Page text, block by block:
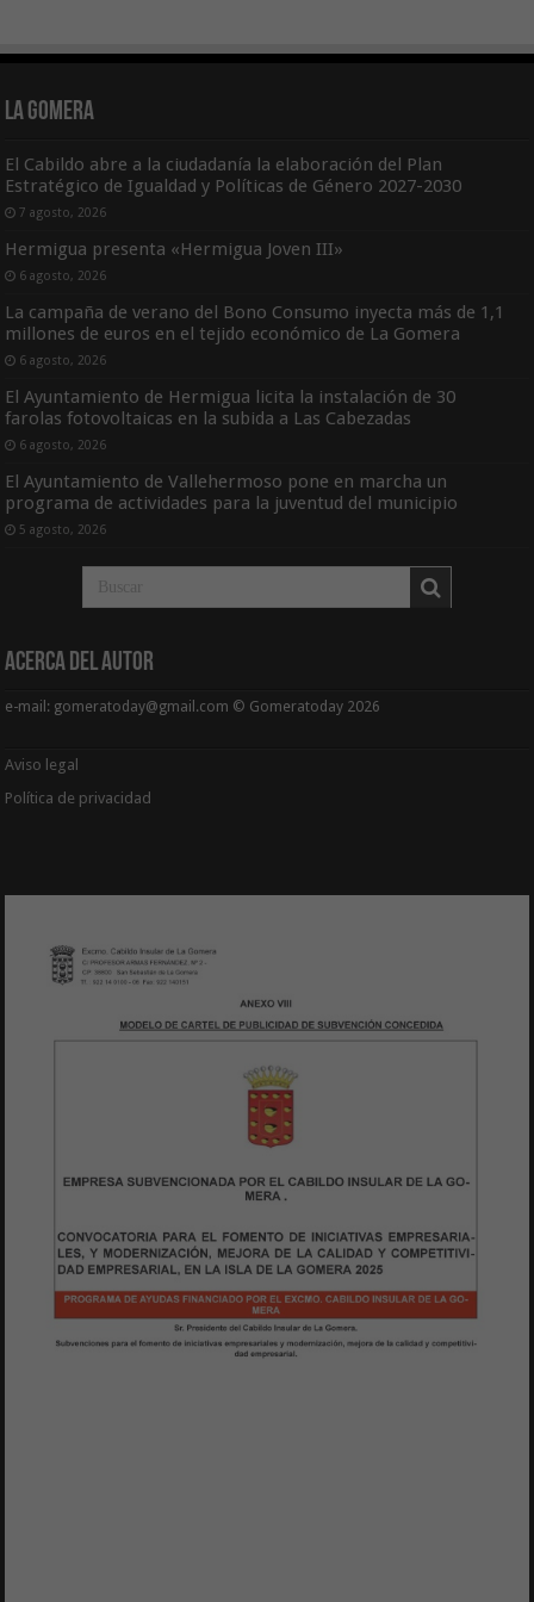
La Gomera
El Cabildo abre a la ciudadanía la elaboración del Plan
Estratégico de Igualdad y Políticas de Género 2027-2030
7 agosto, 2026
Hermigua presenta «Hermigua Joven III»
6 agosto, 2026
La campaña de verano del Bono Consumo inyecta más de 1,1
millones de euros en el tejido económico de La Gomera
6 agosto, 2026
El Ayuntamiento de Hermigua licita la instalación de 30
farolas fotovoltaicas en la subida a Las Cabezadas
6 agosto, 2026
El Ayuntamiento de Vallehermoso pone en marcha un
programa de actividades para la juventud del municipio
5 agosto, 2026
Acerca del Autor
e-mail: gomeratoday@gmail.com © Gomeratoday 2026
Aviso legal
Política de privacidad